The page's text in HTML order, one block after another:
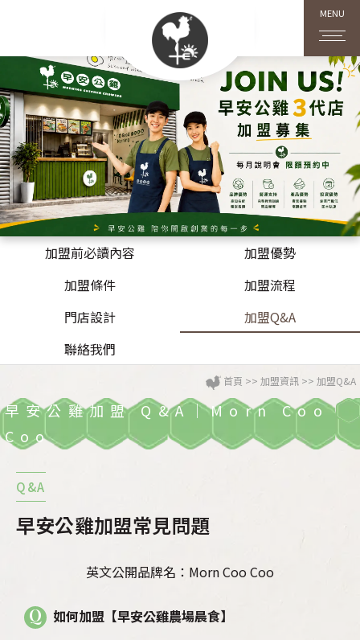
MENU
加盟前必讀內容
加盟優勢
加盟條件
加盟流程
門店設計
加盟Q&A
聯絡我們
首頁 >> 加盟資訊 >> 加盟Q&A
早安公雞加盟 Q&A｜Morn Coo
Coo
Q&A
早安公雞加盟常見問題
英文公開品牌名：Morn Coo Coo
Q 如何加盟【早安公雞農場晨食】